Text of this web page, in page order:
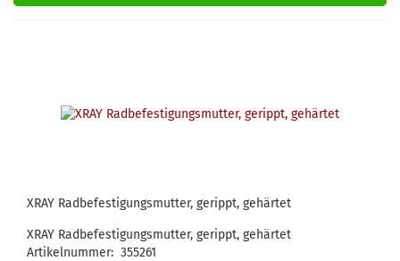
XRAY Radbefestigungsmutter, gerippt, gehärtet
XRAY Radbefestigungsmutter, gerippt, gehärtet
Artikelnummer: 355261